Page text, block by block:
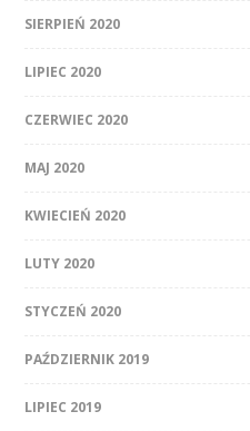
SIERPIEŃ 2020
LIPIEC 2020
CZERWIEC 2020
MAJ 2020
KWIECIEŃ 2020
LUTY 2020
STYCZEŃ 2020
PAŹDZIERNIK 2019
LIPIEC 2019